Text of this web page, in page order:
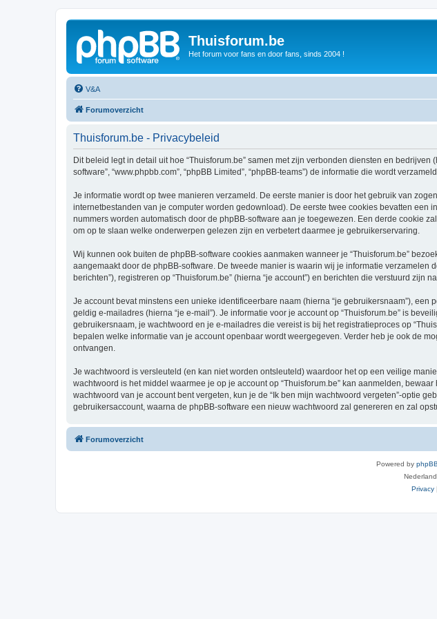
Thuisforum.be
Het forum voor fans en door fans, sinds 2004 !
V&A
Forumoverzicht
Thuisforum.be - Privacybeleid
Dit beleid legt in detail uit hoe “Thuisforum.be” samen met zijn verbonden diensten en bedrijven
software”, “www.phpbb.com”, “phpBB Limited”, “phpBB-teams”) de informatie die wordt
Je informatie wordt op twee manieren verzameld. De eerste manier is door het gebruik van
internetbestanden van je computer worden gedownload). De eerste twee cookies bevatten een
nummers worden automatisch door de phpBB-software aan je toegewezen. Een derde cookie
om op te slaan welke onderwerpen gelezen zijn en verbetert daarmee je gebruikerservaring.
Wij kunnen ook buiten de phpBB-software cookies aanmaken wanneer je “Thuisforum.be”
aangemaakt door de phpBB-software. De tweede manier is waarin wij je informatie
berichten”), registreren op “Thuisforum.be” (hierna “je account”) en berichten die verstuurd zijn
Je account bevat minstens een unieke identificeerbare naam (hierna “je gebruikersnaam”),
geldig e-mailadres (hierna “je e-mail”). Je informatie voor je account op “Thuisforum.be” is
gebruikersnaam, je wachtwoord en je e-mailadres die vereist is bij het registratieproces op
bepalen welke informatie van je account openbaar wordt weergegeven. Verder heb je ook de
ontvangen.
Je wachtwoord is versleuteld (en kan niet worden ontsleuteld) waardoor het op een veilige
wachtwoord is het middel waarmee je op je account op “Thuisforum.be” kan aanmelden,
wachtwoord van je account bent vergeten, kun je de “Ik ben mijn wachtwoord vergeten”-optie
gebruikersaccount, waarna de phpBB-software een nieuw wachtwoord zal genereren en zal
Forumoverzicht
Powered by phpBB
Privacy